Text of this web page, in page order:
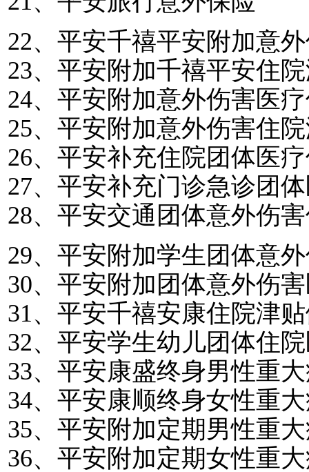
22、平安千禧平安附加意
23、平安附加千禧平安住
24、平安附加意外伤害医
25、平安附加意外伤害住
26、平安补充住院团体医
27、平安补充门诊急诊团
28、平安交通团体意外伤
29、平安附加学生团体意
30、平安附加团体意外伤
31、平安千禧安康住院津
32、平安学生幼儿团体住
33、平安康盛终身男性重
34、平安康顺终身女性重
35、平安附加定期男性重
36、平安附加定期女性重